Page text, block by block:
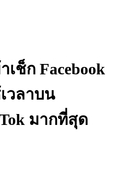
ช็ก Facebook
วลาบน
มากที่สุด